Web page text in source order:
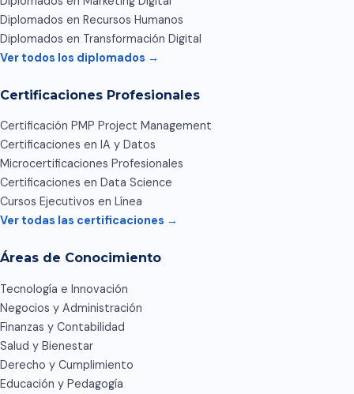
Diplomados en Recursos Humanos
Diplomados en Transformación Digital
Ver todos los diplomados →
Certificaciones Profesionales
Certificación PMP Project Management
Certificaciones en IA y Datos
Microcertificaciones Profesionales
Certificaciones en Data Science
Cursos Ejecutivos en Línea
Ver todas las certificaciones →
Áreas de Conocimiento
Tecnología e Innovación
Negocios y Administración
Finanzas y Contabilidad
Salud y Bienestar
Derecho y Cumplimiento
Educación y Pedagogía